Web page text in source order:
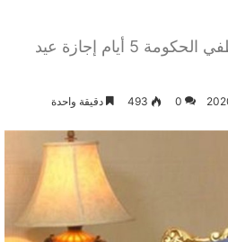
متحدث الوزراء: منح موظفي الحكومة 5 أيام إجازة عيد
0
493 دقيقة واحدة